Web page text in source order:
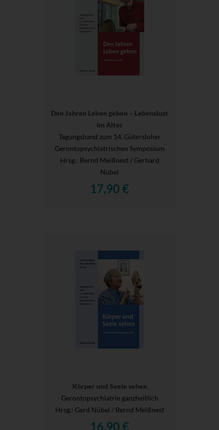
Den Jahren Leben geben – Lebenslust
im Alter
Tagungsband zum 14. Gütersloher
Gerontopsychiatrischen Symposium
Hrsg.: Bernd Meißnest / Gerhard
Nübel
17,90 €
Körper und Seele sehen
Gerontopsychiatrie ganzheitlich
Hrsg.: Gerd Nübel / Bernd Meißnest
16,90 €